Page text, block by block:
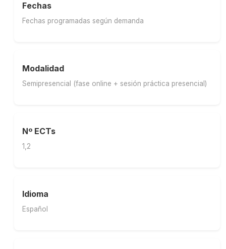
Fechas
Fechas programadas según demanda
Modalidad
Semipresencial (fase online + sesión práctica presencial)
Nº ECTs
1,2
Idioma
Español